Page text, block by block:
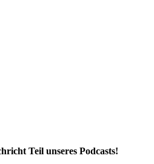
Teil unseres Podcasts!